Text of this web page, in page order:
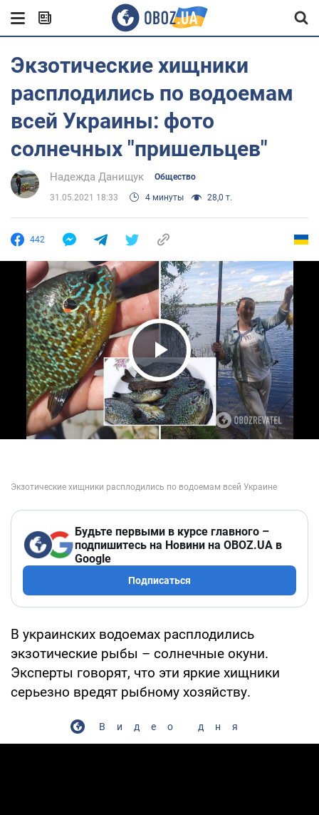
Экзотические хищники
расплодились по водоемам
всей Украины: фото
солнечных "пришельцев"
Надежда Данищук Общество
31.05.2021 18:33 4 минуты 28,0 т.
442
Play Video
Будьте первыми в курсе главного –
подпишитесь на Новини на OBOZ.UA в
Google
Подписаться
В украинских водоемах расплодились
экзотические рыбы – солнечные окуни.
Эксперты говорят, что эти яркие хищники
серьезно вредят рыбному хозяйству.
Видео дня